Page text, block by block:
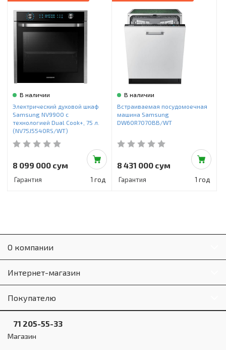
В наличии
Электрический духовой шкаф
Samsung NV9900 с
технологией Dual Cook+, 75 л.
(NV75J5540RS/WT)
8 099 000 сум
Гарантия 1 год
В наличии
Встраиваемая посудомоечная
машина Samsung
DW60R7070BB/WT
8 431 000 сум
Гарантия 1 год
О компании
Интернет-магазин
Покупателю
71 205-55-33
Магазин